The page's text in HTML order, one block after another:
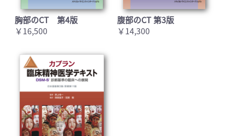
胸部のCT 第4版
￥16,500
腹部のCT 第3版
￥14,300